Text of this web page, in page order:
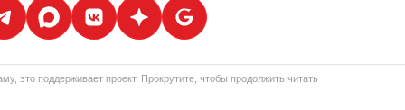
это поддерживает проект. Прокрутите, чтобы продолжить читать